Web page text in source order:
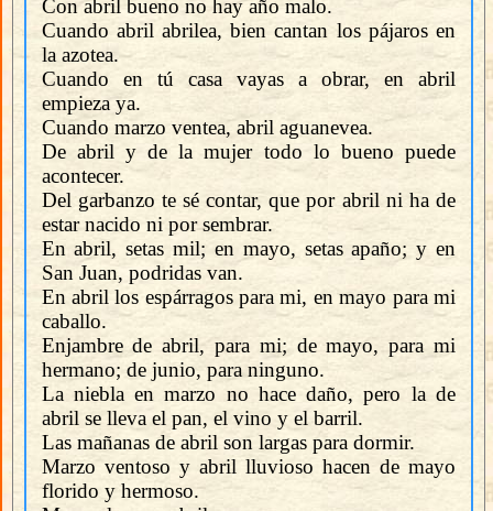
Con abril bueno no hay año malo.
Cuando abril abrilea, bien cantan los pájaros en
la azotea.
Cuando en tú casa vayas a obrar, en abril
empieza ya.
Cuando marzo ventea, abril aguanevea.
De abril y de la mujer todo lo bueno puede
acontecer.
Del garbanzo te sé contar, que por abril ni ha de
estar nacido ni por sembrar.
En abril, setas mil; en mayo, setas apaño; y en
San Juan, podridas van.
En abril los espárragos para mi, en mayo para mi
caballo.
Enjambre de abril, para mi; de mayo, para mi
hermano; de junio, para ninguno.
La niebla en marzo no hace daño, pero la de
abril se lleva el pan, el vino y el barril.
Las mañanas de abril son largas para dormir.
Marzo ventoso y abril lluvioso hacen de mayo
florido y hermoso.